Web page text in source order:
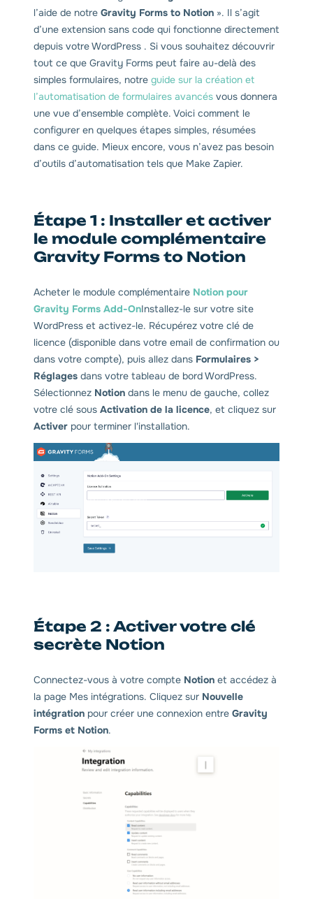
l’aide de notre Gravity Forms to Notion ». Il s’agit
d’une extension sans code qui fonctionne directement
depuis votre WordPress . Si vous souhaitez découvrir
tout ce que Gravity Forms peut faire au-delà des
simples formulaires, notre guide sur la création et
l’automatisation de formulaires avancés vous donnera
une vue d’ensemble complète. Voici comment le
configurer en quelques étapes simples, résumées
dans ce guide. Mieux encore, vous n’avez pas besoin
d’outils d’automatisation tels que Make Zapier.
Étape 1 : Installer et activer
le module complémentaire
Gravity Forms to Notion
Acheter le module complémentaire Notion pour
Gravity Forms Add-OnInstallez-le sur votre site
WordPress et activez-le. Récupérez votre clé de
licence (disponible dans votre email de confirmation ou
dans votre compte), puis allez dans Formulaires >
Réglages dans votre tableau de bord WordPress.
Sélectionnez Notion dans le menu de gauche, collez
votre clé sous Activation de la licence, et cliquez sur
Activer pour terminer l'installation.
Étape 2 : Activer votre clé
secrète Notion
Connectez-vous à votre compte Notion et accédez à
la page Mes intégrations. Cliquez sur Nouvelle
intégration pour créer une connexion entre Gravity
Forms et Notion.